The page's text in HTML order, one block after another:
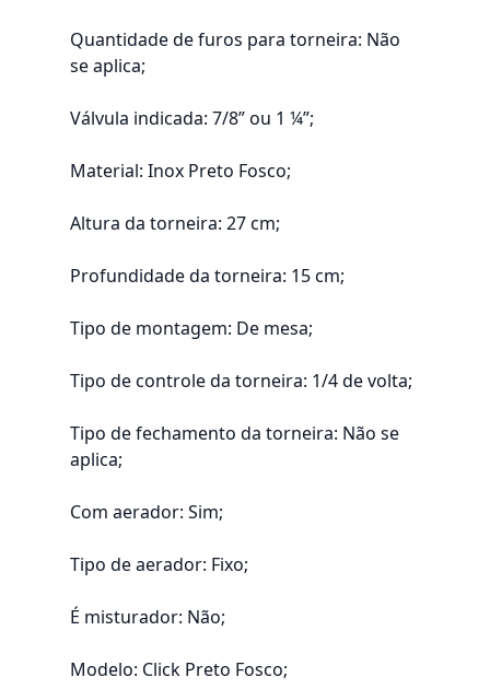
Quantidade de furos para torneira: Não
se aplica;
Válvula indicada: 7/8” ou 1 ¼”;
Material: Inox Preto Fosco;
Altura da torneira: 27 cm;
Profundidade da torneira: 15 cm;
Tipo de montagem: De mesa;
Tipo de controle da torneira: 1/4 de volta;
Tipo de fechamento da torneira: Não se
aplica;
Com aerador: Sim;
Tipo de aerador: Fixo;
É misturador: Não;
Modelo: Click Preto Fosco;